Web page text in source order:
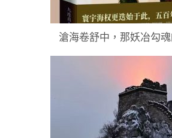
滄海卷舒中，那妖冶勾